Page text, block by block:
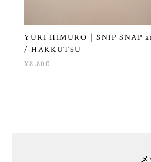
YURI HIMURO｜SNIP SNAP
/ HAKKUTSU
¥8,800